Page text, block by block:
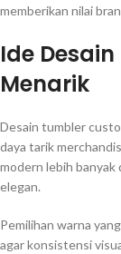
memberikan nilai
Ide
Menarik
Desain tumbler
daya tarik
modern lebih banyak
elegan.
Pemilihan warna
agar konsistensi